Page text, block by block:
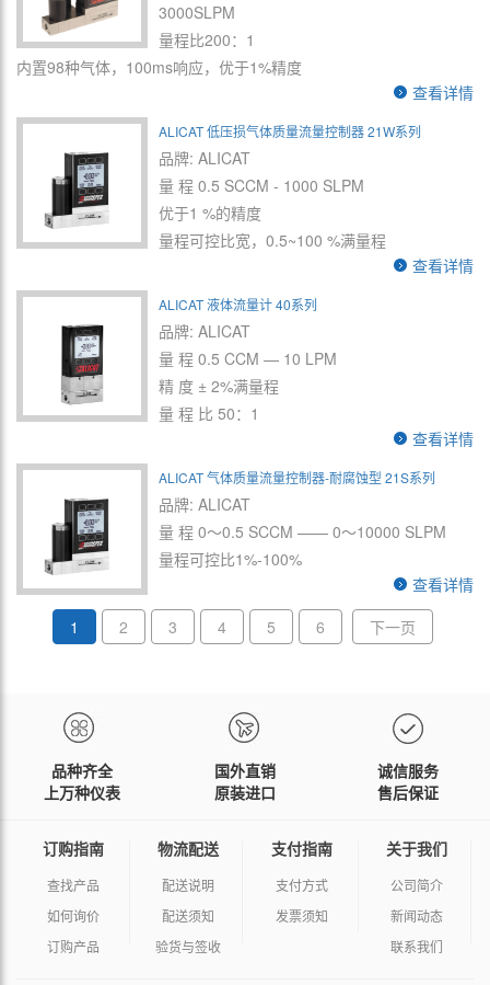
3000SLPM
量程比200：1
内置98种气体，100ms响应，优于1%精度
查看详情
ALICAT 低压损气体质量流量控制器 21W系列
品牌: ALICAT
量 程 0.5 SCCM - 1000 SLPM
优于1 %的精度
量程可控比宽，0.5~100 %满量程
查看详情
ALICAT 液体流量计 40系列
品牌: ALICAT
量 程 0.5 CCM — 10 LPM
精 度 ± 2%满量程
量 程 比 50：1
查看详情
ALICAT 气体质量流量控制器-耐腐蚀型 21S系列
品牌: ALICAT
量 程 0～0.5 SCCM —— 0～10000 SLPM
量程可控比1%-100%
查看详情
1
2 3 4 5 6 下一页
品种齐全
上万种仪表
国外直销
原装进口
诚信服务
售后保证
订购指南
查找产品
如何询价
订购产品
物流配送
配送说明
配送须知
验货与签收
支付指南
支付方式
发票须知
关于我们
公司简介
新闻动态
联系我们